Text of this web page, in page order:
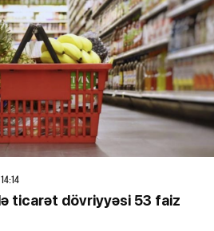
ticarət dövriyyəsi 53 faiz